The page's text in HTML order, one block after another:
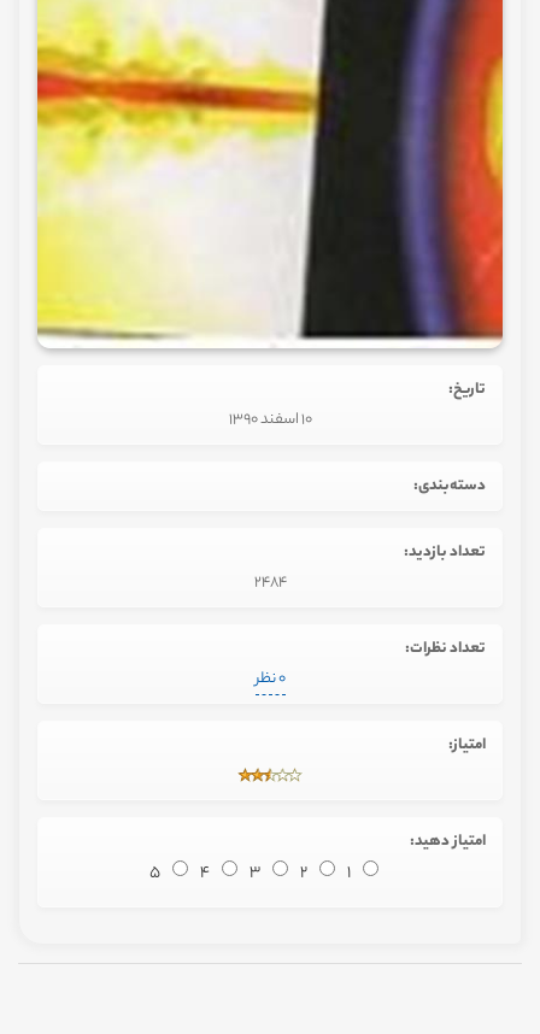
تاریخ:
10 اسفند 1390
دسته‌بندی:
تعداد بازدید:
2484
تعداد نظرات:
0 نظر
امتیاز:
امتیاز دهید:
1
2
3
4
5